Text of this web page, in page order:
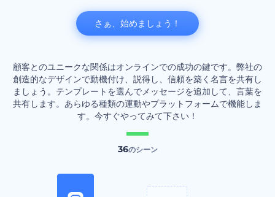
顧客とのユニークな関係はオンラインでの成功の鍵です。弊社の
創造的なデザインで動機付け、説得し、信頼を築く名言を共有し
ましょう。テンプレートを選んでメッセージを追加して、言葉を
共有します。あらゆる種類の運動やプラットフォームで機能しま
す。今すぐやってみて下さい！
36のシーン
さぁ、始めましょう！